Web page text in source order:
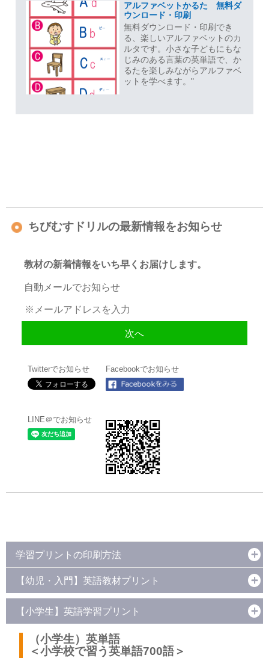
アルファベットかるた 無料ダ
ウンロード・印刷
無料ダウンロード・印刷でき
る、楽しいアルファベットのカ
ルタです。小さな子どもにもな
じみのある言葉の英単語で、か
るたを楽しみながらアルファベ
ットを学べます。"
ちびむすドリルの最新情報をお知らせ
教材の新着情報をいち早くお届けします。
自動メールでお知らせ
Twitterでお知らせ Facebookでお知らせ
LINE＠でお知らせ
学習プリントの印刷方法
【幼児・入門】英語教材プリント
【小学生】英語学習プリント
（小学生）英単語
＜小学校で習う英単語700語＞